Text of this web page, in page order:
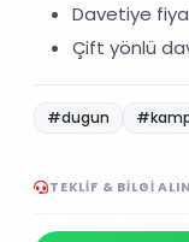
Davetiye
Çift yönlü
#dugun
TEKLIF & BILGI ALIN